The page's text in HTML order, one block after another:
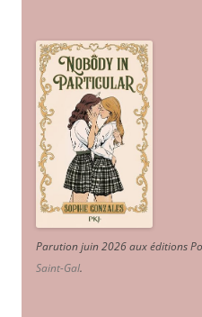
Parution juin 2026 aux éditions
Saint-Gal.